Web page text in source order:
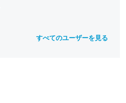
すべてのユーザーを見る